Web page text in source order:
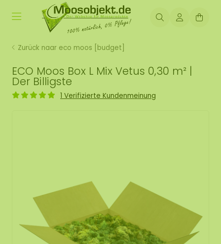
Zurück naar eco moos [budget]
ECO Moos Box L Mix Vetus 0,30 m² |
Der Billigste
1 Verifizierte Kundenmeinung